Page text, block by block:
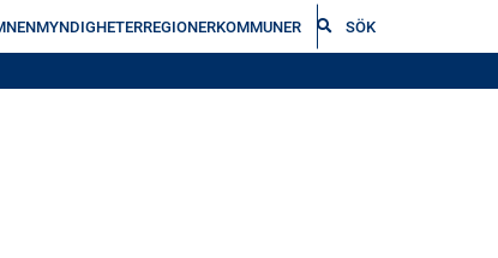
MYNDIGHETERREGIONERKOMMUNER SÖK